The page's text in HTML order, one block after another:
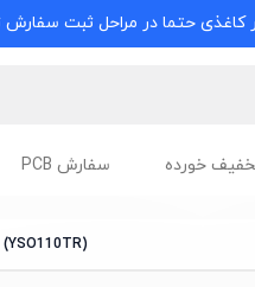
کاغذی حتما در مراحل ثبت سفارش
خورده سفارش PCB
(YSO110TR) OT2JI-111-8M